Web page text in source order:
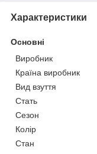
Характеристики
Основні
Виробник
Країна виробник
Вид взуття
Стать
Сезон
Колір
Стан